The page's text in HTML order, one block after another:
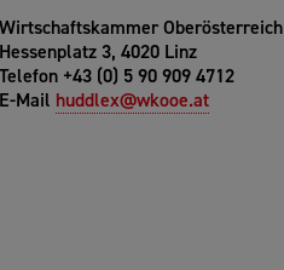
Wirtschaftskammer Oberösterreich
Hessenplatz 3, 4020 Linz
Telefon +43 (0) 5 90 909 4712
E-Mail huddlex@wkooe.at